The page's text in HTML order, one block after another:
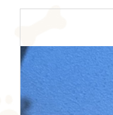
犬
似
娃